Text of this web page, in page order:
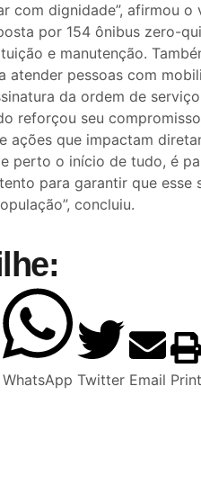
com dignidade”, afirmou o
por 154 ônibus zero-
e manutenção.
atender pessoas com
da ordem de
reforçou seu
ações que impactam
perto o início de tudo, é
para garantir que
concluiu.
WhatsApp Twitter Email Print